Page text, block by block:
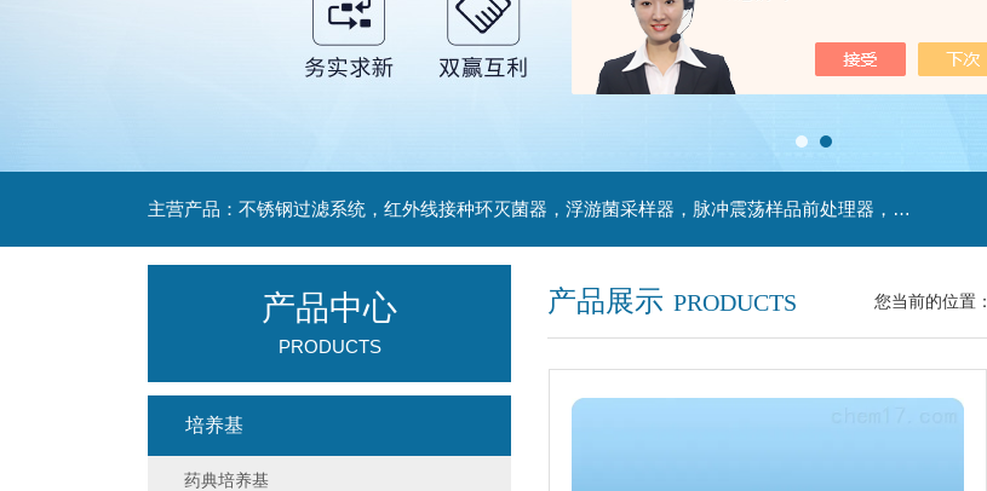
主营产品：不锈钢过滤系统，红外线接种环灭菌器，浮游菌采样器，脉冲震荡样品前处理器，数字化智能电热鼓风干燥箱，数字化智能电热恒温培养箱，实验室设备及环境温湿度监测系统，洁净工作台等实验设仪器设备。
产品展示 PRODUCTS 您当前的位置：
产品中心
PRODUCTS
培养基
药典培养基